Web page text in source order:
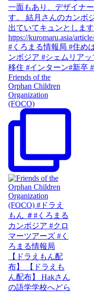
Friends of the
Orphan Children
Organization
(FOCO)
【ドラえもん配
布】 【ドラえも
ん配布】 Hakさん
の語学学校へどら